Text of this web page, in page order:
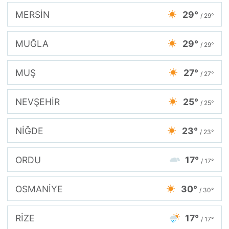
MERSİN 29° / 29°
MUĞLA 29° / 29°
MUŞ 27° / 27°
NEVŞEHİR 25° / 25°
NİĞDE 23° / 23°
ORDU 17° / 17°
OSMANİYE 30° / 30°
RİZE 17° / 17°